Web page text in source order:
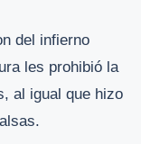
del infierno
les prohibió la
al igual que hizo